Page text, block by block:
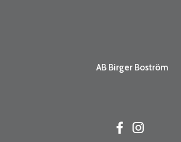
AB Birger Boström